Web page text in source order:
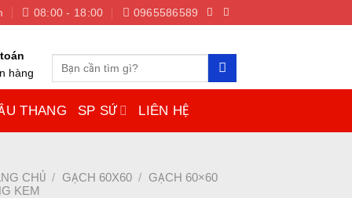
08:00 - 18:00 0965586589
hàng
Tìm
kiếm:
THANG SP SỨ LIÊN HỆ
CHỦ / GẠCH 60X60 /
GẠCH 60×60
KEM